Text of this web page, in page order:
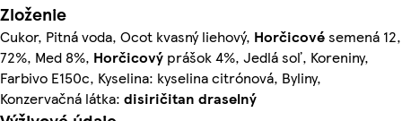
Zloženie
Cukor, Pitná voda, Ocot kvasný liehový, Horčicovésemená 12,
72%, Med 8%, Horčicový prášok 4%, Jedlá soľ, Koreniny,
Farbivo E150c, Kyselina: kyselina citrónová, Byliny,
Konzervačná látka: disiričitan draselný